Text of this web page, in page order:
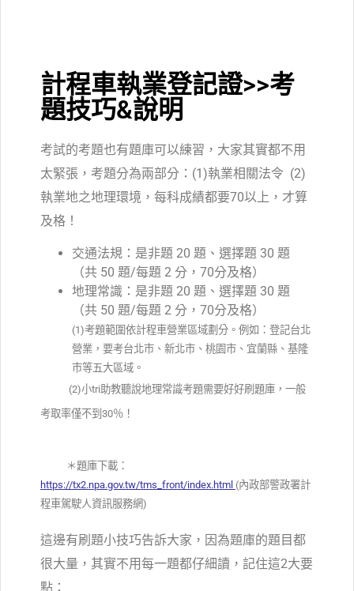
計程車執業登記證>>考
題技巧&說明
考試的考題也有題庫可以練習，大家其實都不用
太緊張，考題分為兩部分：(1)執業相關法令 (2)
執業地之地理環境，每科成績都要70以上，才算
及格！
交通法規：是非題 20 題、選擇題 30 題
（共 50 題/每題 2 分，70分及格）
地理常識：是非題 20 題、選擇題 30 題
（共 50 題/每題 2 分，70分及格）
(1)考題範圍依計程車營業區域劃分。例如：登記台北
營業，要考台北市、新北市、桃園市、宜蘭縣、基隆
市等五大區域。
(2)小tri助教聽說地理常識考題需要好好刷題庫，一般
考取率僅不到30％！
＊題庫下載：
https://tx2.npa.gov.tw/tms_front/index.html (內政部警政署計
程車駕駛人資訊服務網)
這邊有刷題小技巧告訴大家，因為題庫的題目都
很大量，其實不用每一題都仔細讀，記住這2大要
點：